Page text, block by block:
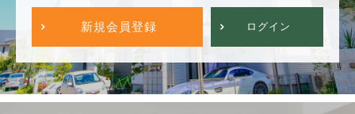
新規会員登録 ログイン